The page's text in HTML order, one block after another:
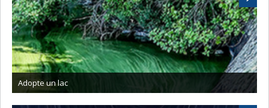
Adopte un lac